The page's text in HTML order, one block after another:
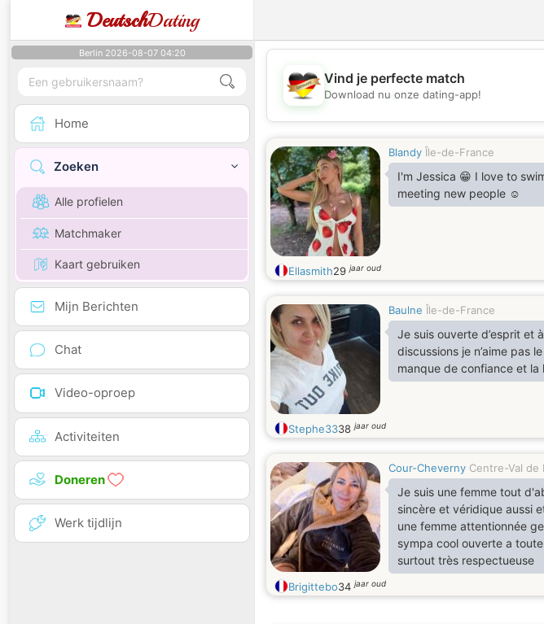
DeutschDating
Berlin 2026-08-07 04:20
Home
Zoeken
Alle profielen
Matchmaker
Kaart gebruiken
Mijn Berichten
Chat
Video-oproep
Activiteiten
Doneren
Werk tijdlijn
Vind je perfecte match
Download nu onze dating-app!
Blandy Île-de-France
I'm Jessica 😁 I love to
meeting new people ☺️
Ellasmith29jaar oud
Baulne Île-de-France
Je suis ouverte d’esprit et
discussions je n’aime pas
manque de confiance et la
Stephe3338jaar oud
Cour-Cheverny Centre-Val de
Je suis une femme tout
sincère et véridique aussi
une femme attentionnée
sympa cool ouverte a
surtout très respectueuse
Brigittebo34jaar oud